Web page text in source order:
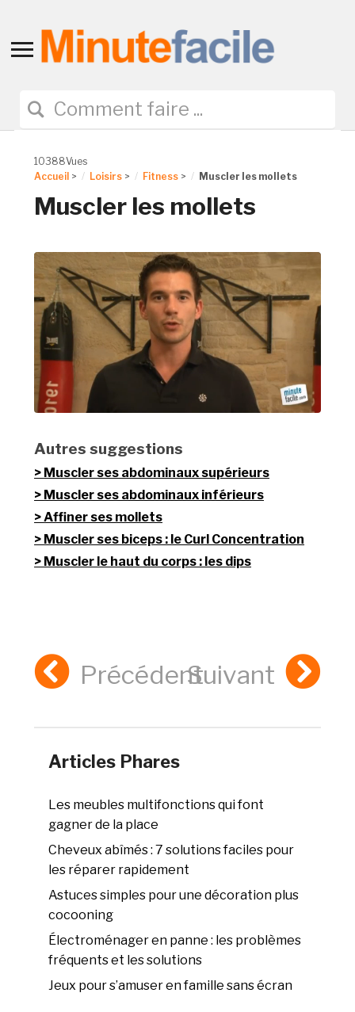
Toggle
navigation
10388Vues
Accueil > Loisirs > Fitness > Muscler les mollets
Muscler les mollets
Autres suggestions
Muscler ses abdominaux supérieurs
Muscler ses abdominaux inférieurs
Affiner ses mollets
Muscler ses biceps : le Curl Concentration
Muscler le haut du corps : les dips
PrécédentSuivant
Articles Phares
Les meubles multifonctions qui font
gagner de la place
Cheveux abîmés : 7 solutions faciles pour
les réparer rapidement
Astuces simples pour une décoration plus
cocooning
Électroménager en panne : les problèmes
fréquents et les solutions
Jeux pour s’amuser en famille sans écran